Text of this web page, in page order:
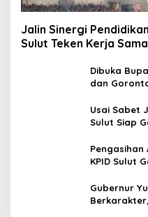
Jalin Sinergi
Sulut Teken Kerja
Dibuka
dan
Usai Sabet
Sulut Siap
Pengasihan
KPID Sulut
Gubernur